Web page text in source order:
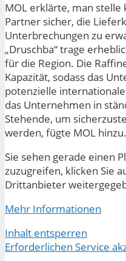
MOL erklärte, man
Partner sicher, die
Unterbrechungen zu
„Druschba“ trage
für die Region. Die
Kapazität, sodass das
potenzielle
das Unternehmen in
Stehende, um
werden, fügte MOL hinzu.
Sie sehen gerade einen
zuzugreifen, klicken Sie
Drittanbieter
Mehr Informationen
Inhalt entsperren
Erforderlichen Service